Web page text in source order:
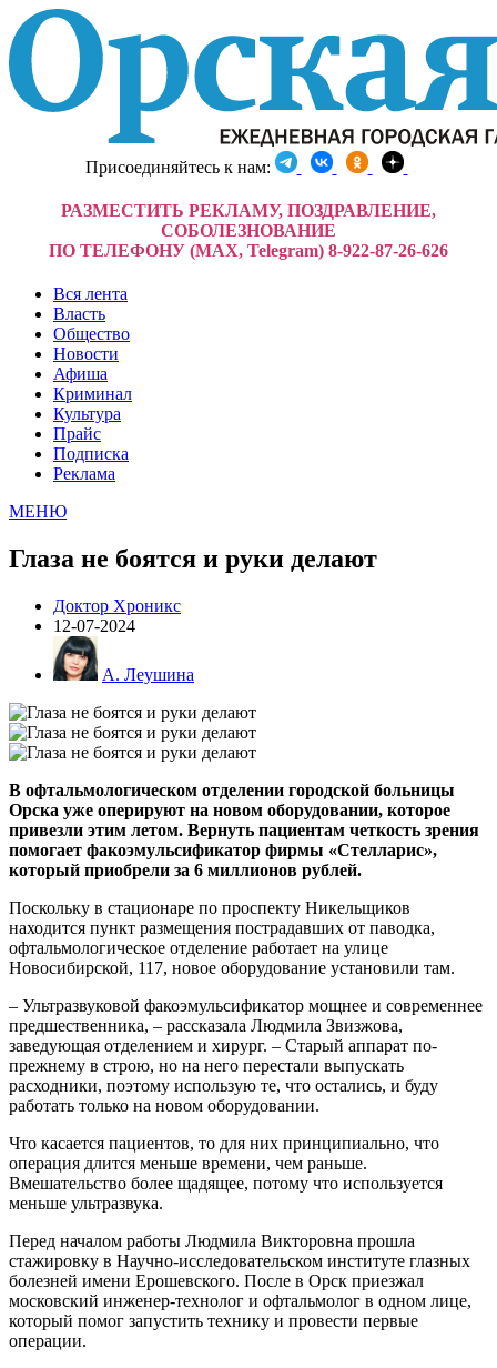
Присоединяйтесь к нам:
РАЗМЕСТИТЬ РЕКЛАМУ, ПОЗДРАВЛЕНИЕ,
СОБОЛЕЗНОВАНИЕ
ПО ТЕЛЕФОНУ (MAX, Telegram) 8-922-87-26-626
Вся лента
Власть
Общество
Новости
Афиша
Криминал
Культура
Прайс
Подписка
Реклама
МЕНЮ
Глаза не боятся и руки делают
Доктор Хроникс
12-07-2024
А. Леушина
В офтальмологическом отделении городской больницы
Орска уже оперируют на новом оборудовании, которое
привезли этим летом. Вернуть пациентам четкость зрения
помогает факоэмульсификатор фирмы «Стелларис»,
который приобрели за 6 миллионов рублей.
Поскольку в стационаре по проспекту Никельщиков
находится пункт размещения пострадавших от паводка,
офтальмологическое отделение работает на улице
Новосибирской, 117, новое оборудование установили там.
– Ультразвуковой факоэмульсификатор мощнее и современнее
предшественника, – рассказала Людмила Звизжова,
заведующая отделением и хирург. – Старый аппарат по-
прежнему в строю, но на него перестали выпускать
расходники, поэтому использую те, что остались, и буду
работать только на новом оборудовании.
Что касается пациентов, то для них принципиально, что
операция длится меньше времени, чем раньше.
Вмешательство более щадящее, потому что используется
меньше ультразвука.
Перед началом работы Людмила Викторовна прошла
стажировку в Научно-исследовательском институте глазных
болезней имени Ерошевского. После в Орск приезжал
московский инженер-технолог и офтальмолог в одном лице,
который помог запустить технику и провести первые
операции.